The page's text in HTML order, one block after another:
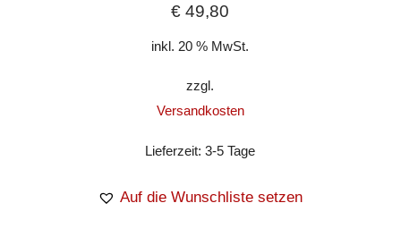
€ 49,80
inkl. 20 % MwSt.
zzgl.
Versandkosten
Lieferzeit:3-5 Tage
Auf die Wunschliste setzen